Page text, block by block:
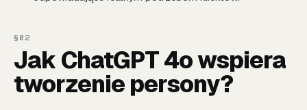
Jak ChatGPT 4o wspiera
tworzenie persony?